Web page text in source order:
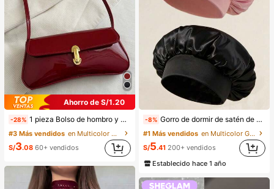
Ahorro de S/1.20
-28% 1 pieza Bolso de hombro y bandolera de cuero sintético aceitado retro para mujer, adecuado para citas, salidas, fiestas, banquetes, estética
#3 Más vendidos
en Multicolor Bolsos De Hombro De Mujer
S/3.08 60+ vendidos
-8% Gorro de dormir de satén de seda, adecuado para cabello largo, trenzas, rastas y cabello rizado. Suave, unisex y disponible en múltiples colores. Perfecto para el cuidado del cabello durante la noche, uso en el baño y viajes.
#1 Más vendidos
en Multicolor Gorros para el pelo para mujer
S/5.41 200+ vendidos
Establecido hace 1 año